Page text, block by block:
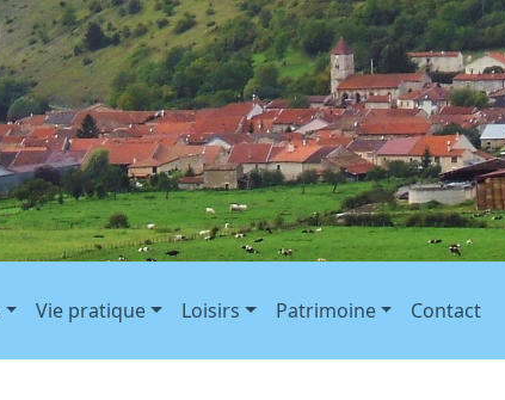
Vie pratique Loisirs Patrimoine Contact